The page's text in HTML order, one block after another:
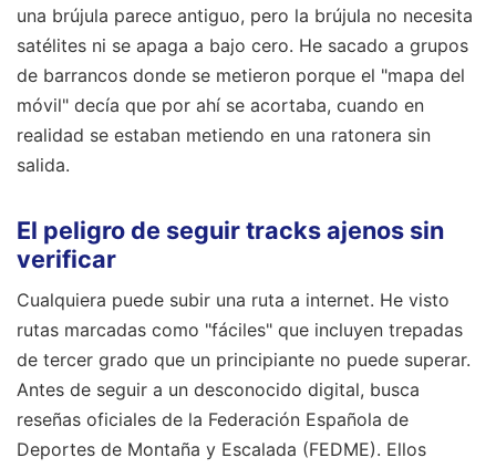
una brújula parece antiguo, pero la brújula no necesita
satélites ni se apaga a bajo cero. He sacado a grupos
de barrancos donde se metieron porque el "mapa del
móvil" decía que por ahí se acortaba, cuando en
realidad se estaban metiendo en una ratonera sin
salida.
El peligro de seguir tracks ajenos sin
verificar
Cualquiera puede subir una ruta a internet. He visto
rutas marcadas como "fáciles" que incluyen trepadas
de tercer grado que un principiante no puede superar.
Antes de seguir a un desconocido digital, busca
reseñas oficiales de la Federación Española de
Deportes de Montaña y Escalada (FEDME). Ellos